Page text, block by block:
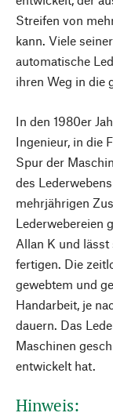
Streifen von
kann. Viele
automatische
ihren Weg in die
In den 1980er
Ingenieur, in die
Spur der
des
mehrjährigen
Lederwebereien
Allan K und
fertigen. Die
gewebtem und
Handarbeit, je
dauern. Das
Maschinen
entwickelt hat.
Hinweis: